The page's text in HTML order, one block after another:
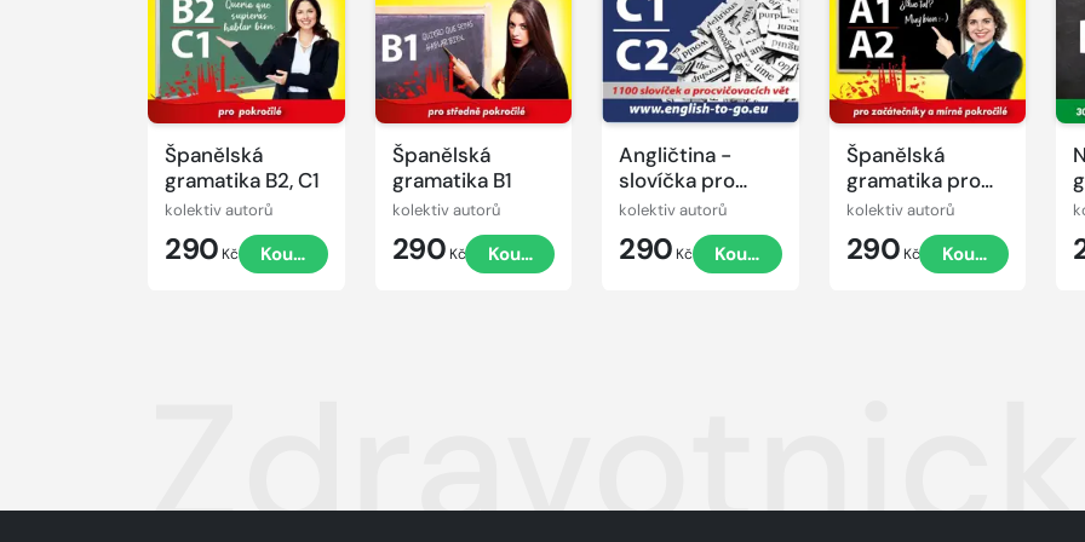
Španělská
gramatika B2, C1
kolektiv autorů
290 Kč Koupit
Španělská
gramatika B1
kolektiv autorů
290 Kč Koupit
Angličtina -
slovíčka pro
pokročilé C1-C2
kolektiv autorů
290 Kč Koupit
Španělská
gramatika pro
začátečníky a
mírně pokročilé
A1, A2
kolektiv autorů
290 Kč Koupit